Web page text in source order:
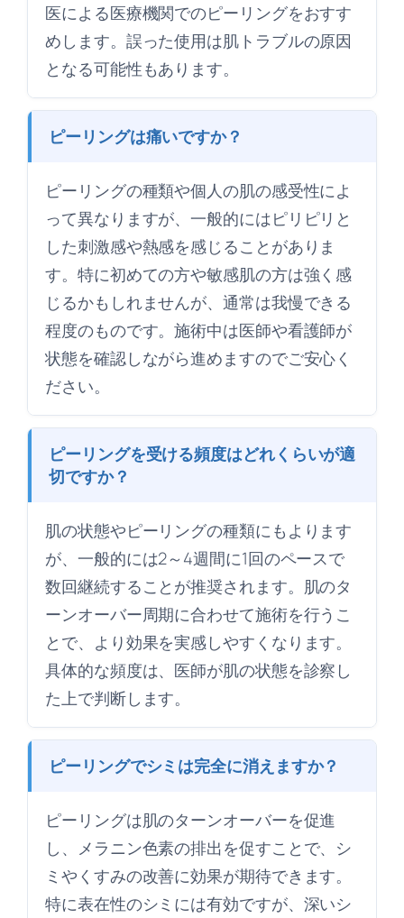
医による医療機関でのピーリングをおすす
めします。誤った使用は肌トラブルの原因
となる可能性もあります。
ピーリングは痛いですか？
ピーリングの種類や個人の肌の感受性によ
って異なりますが、一般的にはピリピリと
した刺激感や熱感を感じることがありま
す。特に初めての方や敏感肌の方は強く感
じるかもしれませんが、通常は我慢できる
程度のものです。施術中は医師や看護師が
状態を確認しながら進めますのでご安心く
ださい。
ピーリングを受ける頻度はどれくらいが適
切ですか？
肌の状態やピーリングの種類にもよります
が、一般的には2～4週間に1回のペースで
数回継続することが推奨されます。肌のタ
ーンオーバー周期に合わせて施術を行うこ
とで、より効果を実感しやすくなります。
具体的な頻度は、医師が肌の状態を診察し
た上で判断します。
ピーリングでシミは完全に消えますか？
ピーリングは肌のターンオーバーを促進
し、メラニン色素の排出を促すことで、シ
ミやくすみの改善に効果が期待できます。
特に表在性のシミには有効ですが、深いシ